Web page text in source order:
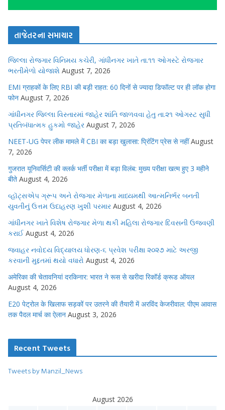
તાજેતરના સમાચાર
જિલ્લા રોજગાર વિનિમય કચેરી, ગાંધીનગર ખાતે તા.૧૧ ઓગસ્ટે રોજગાર
ભરતીમેળો યોજાશે August 7, 2026
EMI ग्राहकों के लिए RBI की बड़ी राहत: 60 दिनों से ज्यादा डिफॉल्ट पर ही लॉक होगा
फोन August 7, 2026
ગાંધીનગર જિલ્લા વિસ્તારમાં જાહેર શાંતિ જાળવવા હેતુ તા.૨૧ ઓગસ્ટ સુધી
પ્રતિબંધાત્મક હુકમો જાહેર August 7, 2026
NEET-UG पेपर लीक मामले में CBI का बड़ा खुलासा: प्रिंटिंग प्रेस से नहीं August
7, 2026
गुजरात यूनिवर्सिटी की क्लर्क भर्ती परीक्षा में बड़ा विलंब: मुख्य परीक्षा खत्म हुए 3 महीने
बीते August 4, 2026
વ્હૉટ્સએપ ગ્રૂપ અને રોજગાર મેળાના માધ્યમથી આત્મનિર્ભર બનતી
યુવતીનું ઉત્તમ ઉદાહરણ ખુશી પરમાર August 4, 2026
ગાંધીનગર ખાતે વિશેષ રોજગાર મેળા થકી મહિલા રોજગાર દિવસની ઉજવણી
કરાઈ August 4, 2026
જવાહર નવોદય વિદ્યાલય ધોરણ-૬ પ્રવેશ પરીક્ષા ૨૦૨૭ માટે અરજી
કરવાની મુદ્દતમાં થયો વધારો August 4, 2026
अमेरिका की चेतावनियां दरकिनार: भारत ने रूस से खरीदा रिकॉर्ड क्रूड ऑयल
August 4, 2026
E20 पेट्रोल के खिलाफ सड़कों पर उतरने की तैयारी में अरविंद केजरीवाल: पीएम आवास
तक पैदल मार्च का ऐलान August 3, 2026
Recent Tweets
Tweets by Manzil_News
August 2026